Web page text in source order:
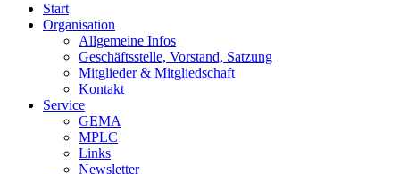
Start
Organisation
Allgemeine Infos
Geschäftsstelle, Vorstand, Satzung
Mitglieder & Mitgliedschaft
Kontakt
Service
GEMA
MPLC
Links
Newsletter